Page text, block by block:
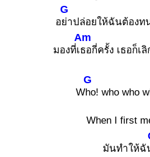
อ
G
ย่าปล่อยให้ฉันต้องท
มองที่เ
Am
ธอกี่ครั้ง เธอก็เ
W
G
ho! who who
When I first
มันทำให้ฉั